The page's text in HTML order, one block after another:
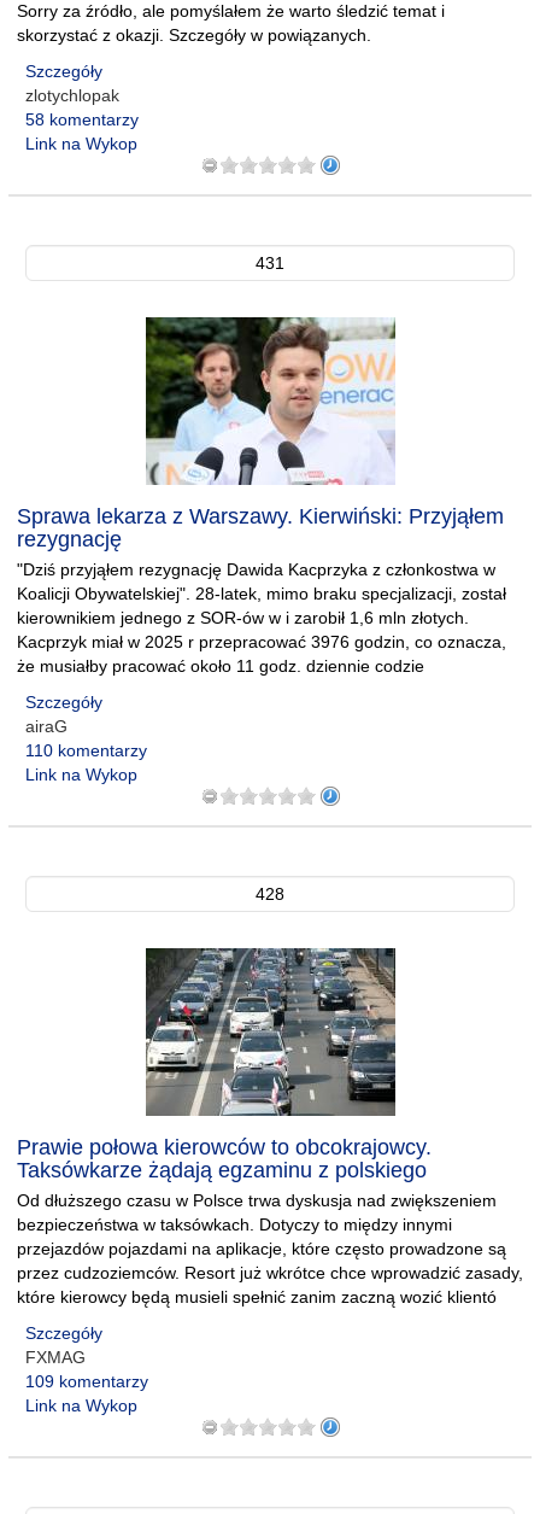
Sorry za źródło, ale pomyślałem że warto śledzić temat i
skorzystać z okazji. Szczegóły w powiązanych.
Szczegóły
zlotychlopak
58 komentarzy
Link na Wykop
431
Sprawa lekarza z Warszawy. Kierwiński: Przyjąłem
rezygnację
"Dziś przyjąłem rezygnację Dawida Kacprzyka z członkostwa w
Koalicji Obywatelskiej". 28-latek, mimo braku specjalizacji, został
kierownikiem jednego z SOR-ów w i zarobił 1,6 mln złotych.
Kacprzyk miał w 2025 r przepracować 3976 godzin, co oznacza,
że musiałby pracować około 11 godz. dziennie codzie
Szczegóły
airaG
110 komentarzy
Link na Wykop
428
Prawie połowa kierowców to obcokrajowcy.
Taksówkarze żądają egzaminu z polskiego
Od dłuższego czasu w Polsce trwa dyskusja nad zwiększeniem
bezpieczeństwa w taksówkach. Dotyczy to między innymi
przejazdów pojazdami na aplikacje, które często prowadzone są
przez cudzoziemców. Resort już wkrótce chce wprowadzić zasady,
które kierowcy będą musieli spełnić zanim zaczną wozić klientó
Szczegóły
FXMAG
109 komentarzy
Link na Wykop